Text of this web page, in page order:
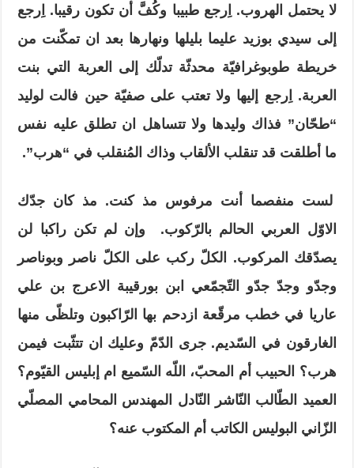
لا يحتمل الهروب. اِرجع طبيبا وكُفَّ أن تكون رقيبا. اِرجع
إلى سيدي بوزيد عليما بليلها ونهارها بعد ان تمكّنت من
خريطة طوبوغرافيّة محدثّة تدلّك إلى العربة التي بنت
العربة. اِرجع إليها ولا تعتب على صفيّة حين فالت لوليد
“طحّان” فذاك وليدها ولا تتساهل ان تطلق عليه نفس
ما أطلقت قد تنقلب الألقاب وذاك المُنقلب في “هرب”.
لست منفصما أنت مرفوس مذ كنت. مذ كان جدّك
الاوّل العربي الحالم بالرّكوب. وإن لم تكن راكبا لن
يصدّقك المركوب. الكلّ ركب على الكلّ ناصر وبوناصر
وجدّو وجدّ جدّو التّجمّعي ابن بورقيبة الاعرج بن علي
عاريا في خطب مرقّعة ازدحم بها الرّاكبون وتلظّى منها
الغارقون في السّديم. جرى الدّمّ وعليك ان تتثّبت فيمن
هرب؟ الحبيب أم المحبّ، اللّه السّميع ام إبليس القيّوم؟
العميد الطّالب النّاشر النّادل المهندس المحامي المصلّي
الزّاني البوليس الكاتب أم المكتوب عنه؟